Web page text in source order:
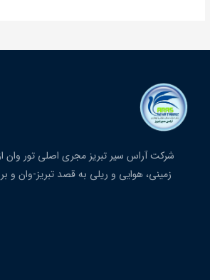
شرکت آراس سیر تبریز مجری اصلی تور وان
زمینی، هوایی و ریلی به قصد تبریز-وان و